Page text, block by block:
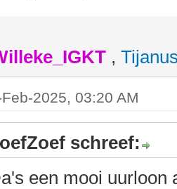
,
2025, 03:20 AM
schreef:
een mooi uurloon